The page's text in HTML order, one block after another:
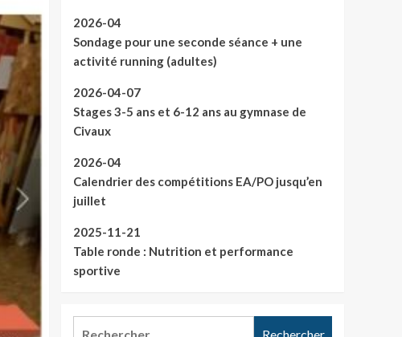
2026-04
Sondage pour une seconde séance + une
activité running (adultes)
2026-04-07
Stages 3-5 ans et 6-12 ans au gymnase de
Civaux
2026-04
Calendrier des compétitions EA/PO jusqu’en
juillet
2025-11-21
Table ronde : Nutrition et performance
sportive